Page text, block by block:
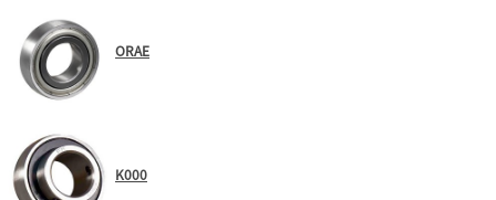
ORAE
K000